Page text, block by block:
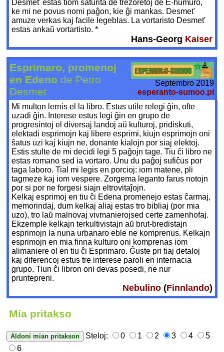
Desmet' estas tiom saturita de trezoretoj de E-humuro,
ke mi ne povus nomi paĝon, kie ĝi mankas. Desmet'
amuze verkas kaj facile legeblas. La vortaristo Desmet'
estas ankaŭ vortartisto. *
Hans-Georg Kaiser
Esprimaro, promenoj
en Edeno de Petro
Desmet
Septembro 2019
esperanto-sumoo.pl
Mi multon lernis el la libro. Estus utile relegi ĝin, ofte
uzadi ĝin. Interese estus legi ĝin en grupo de
progresintoj el diversaj landoj aŭ kulturoj, pridiskuti,
elektadi esprimojn kaj libere esprimi, kiujn esprimojn oni
ŝatus uzi kaj kiujn ne, donante kialojn por siaj elektoj.
Estis stulte de mi decidi legi 5 paĝojn tage. Tiu ĉi libro ne
estas romano sed ia vortaro. Unu du paĝoj sufiĉus por
taga laboro. Tial mi legis en porcioj: iom matene, pli
tagmeze kaj iom vespere. Zorgema leganto farus notojn
por si por ne forgesi siajn eltrovitaĵojn.
Kelkaj esprimoj en tiu ĉi Edena promenejo estas ĉarmaj,
memorindaj, dum kelkaj aliaj estas tro bibliaj (por mia
uzo), tro laŭ malnovaj vivmanierojsed certe zamenhofaj.
Ekzemple kelkajn terkultivistajn aŭ brut-bredistajn
esprimojn la nuna urbanaro eble ne komprenus. Kelkajn
esprimojn en mia finna kulturo oni komprenas iom
alimaniere ol en tiu ĉi Esprimaro. Ĝuste pri tiaj detaloj
kaj diferencoj estus tre interese paroli en internacia
grupo. Tiun ĉi libron oni devas posedi, ne nur
pruntepreni.
Nebulino(Finnlando)
Mia pritakso
Steloj: 0 1 2 3 4
5
6